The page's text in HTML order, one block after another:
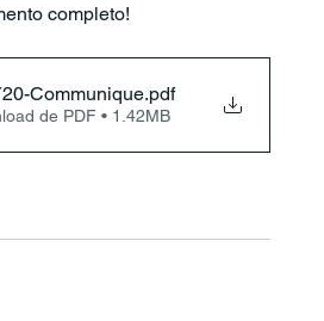
completo!
Communique.pdf
de PDF • 1.42MB